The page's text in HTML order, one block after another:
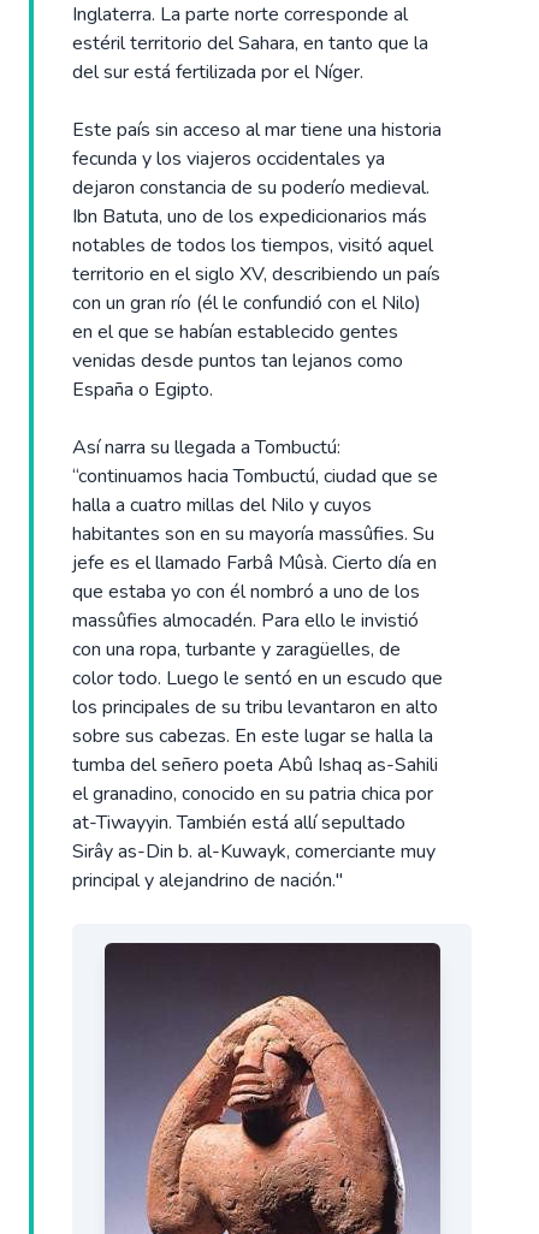
Inglaterra. La parte norte corresponde al
estéril territorio del Sahara, en tanto que la
del sur está fertilizada por el Níger.
Este país sin acceso al mar tiene una historia
fecunda y los viajeros occidentales ya
dejaron constancia de su poderío medieval.
Ibn Batuta, uno de los expedicionarios más
notables de todos los tiempos, visitó aquel
territorio en el siglo XV, describiendo un país
con un gran río (él le confundió con el Nilo)
en el que se habían establecido gentes
venidas desde puntos tan lejanos como
España o Egipto.
Así narra su llegada a Tombuctú:
“continuamos hacia Tombuctú, ciudad que se
halla a cuatro millas del Nilo y cuyos
habitantes son en su mayoría massûfies. Su
jefe es el llamado Farbâ Mûsà. Cierto día en
que estaba yo con él nombró a uno de los
massûfies almocadén. Para ello le invistió
con una ropa, turbante y zaragüelles, de
color todo. Luego le sentó en un escudo que
los principales de su tribu levantaron en alto
sobre sus cabezas. En este lugar se halla la
tumba del señero poeta Abû Ishaq as-Sahili
el granadino, conocido en su patria chica por
at-Tiwayyin. También está allí sepultado
Sirây as-Din b. al-Kuwayk, comerciante muy
principal y alejandrino de nación."